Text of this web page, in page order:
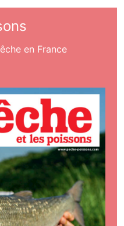
en France